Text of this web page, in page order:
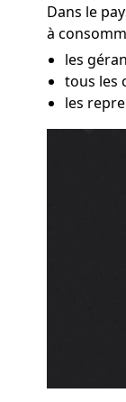
Dans le
à
les
tous les
les